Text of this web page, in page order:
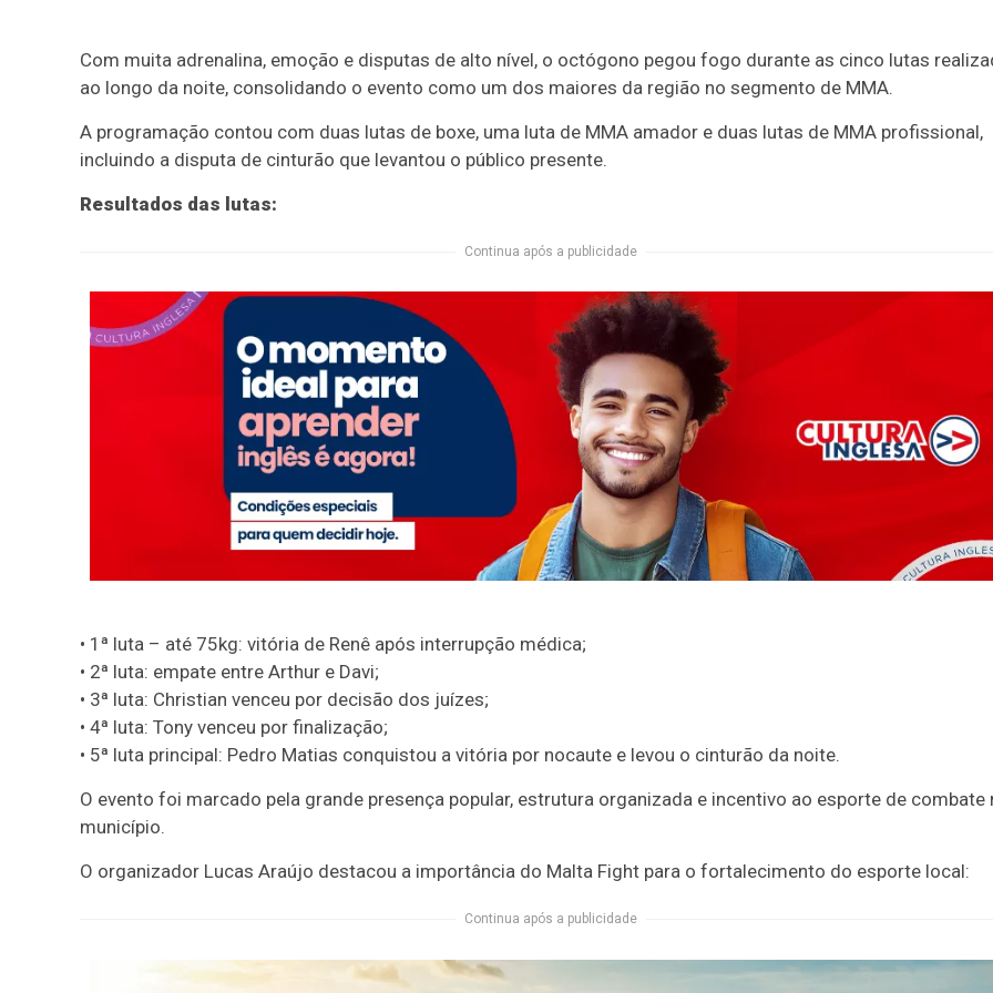
Com muita adrenalina, emoção e disputas de alto nível, o octógono pegou fogo durante as cinco lutas
ao longo da noite, consolidando o evento como um dos maiores da região no segmento de MMA.
A programação contou com duas lutas de boxe, uma luta de MMA amador e duas lutas de MMA profissional,
incluindo a disputa de cinturão que levantou o público presente.
Resultados das lutas:
Continua após a publicidade
• 1ª luta – até 75kg: vitória de Renê após interrupção médica;
• 2ª luta: empate entre Arthur e Davi;
• 3ª luta: Christian venceu por decisão dos juízes;
• 4ª luta: Tony venceu por finalização;
• 5ª luta principal: Pedro Matias conquistou a vitória por nocaute e levou o cinturão da noite.
O evento foi marcado pela grande presença popular, estrutura organizada e incentivo ao esporte de combate
município.
O organizador Lucas Araújo destacou a importância do Malta Fight para o fortalecimento do esporte local:
Continua após a publicidade